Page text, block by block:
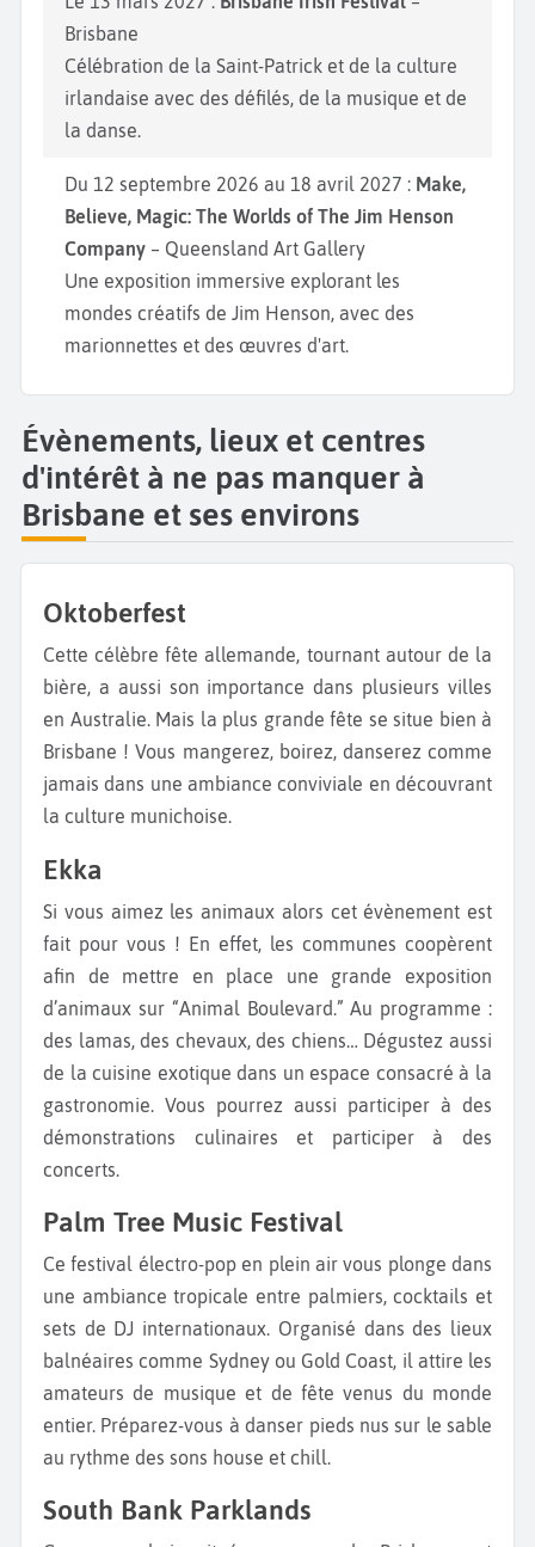
Brisbane
Célébration de la Saint-Patrick et de la culture
irlandaise avec des défilés, de la musique et de
la danse.
Du 12 septembre 2026 au 18 avril 2027 : Make,
Believe, Magic: The Worlds of The Jim Henson
Company – Queensland Art Gallery
Une exposition immersive explorant les
mondes créatifs de Jim Henson, avec des
marionnettes et des œuvres d'art.
Évènements, lieux et centres
d'intérêt à ne pas manquer à
Brisbane et ses environs
Oktoberfest
Cette célèbre fête allemande, tournant autour de la
bière, a aussi son importance dans plusieurs villes
en Australie. Mais la plus grande fête se situe bien à
Brisbane ! Vous mangerez, boirez, danserez comme
jamais dans une ambiance conviviale en découvrant
la culture munichoise.
Ekka
Si vous aimez les animaux alors cet évènement est
fait pour vous ! En effet, les communes coopèrent
afin de mettre en place une grande exposition
d’animaux sur “Animal Boulevard.” Au programme :
des lamas, des chevaux, des chiens… Dégustez aussi
de la cuisine exotique dans un espace consacré à la
gastronomie. Vous pourrez aussi participer à des
démonstrations culinaires et participer à des
concerts.
Palm Tree Music Festival
Ce festival électro-pop en plein air vous plonge dans
une ambiance tropicale entre palmiers, cocktails et
sets de DJ internationaux. Organisé dans des lieux
balnéaires comme Sydney ou Gold Coast, il attire les
amateurs de musique et de fête venus du monde
entier. Préparez-vous à danser pieds nus sur le sable
au rythme des sons house et chill.
South Bank Parklands